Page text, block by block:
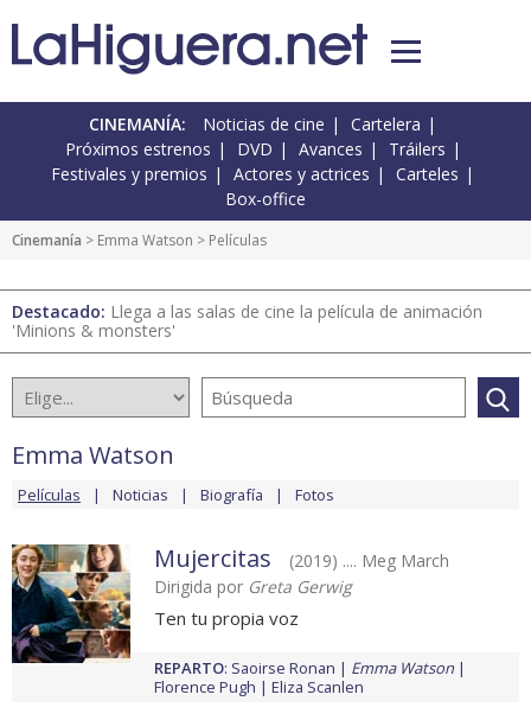
CINEMANÍA: Noticias de cine
Cartelera
Próximos estrenos
DVD Avances
Tráilers
Festivales y premios
Actores y actrices
Carteles
Box-office
Cinemanía > Emma Watson > Películas
Destacado: Llega a las salas de cine la película de animación
'Minions & monsters'
Emma Watson
Películas Noticias Biografía Fotos
Mujercitas
(2019) .... Meg March
Dirigida por Greta Gerwig
Ten tu propia voz
REPARTO: Saoirse Ronan
Emma Watson
Florence Pugh
Eliza Scanlen